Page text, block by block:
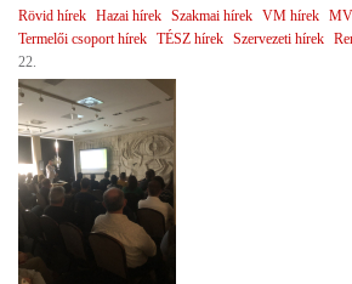
Rövid hírek Hazai hírek Szakmai hírek VM hírek
Termelői csoport hírek TÉSZ hírek Szervezeti hírek
22.